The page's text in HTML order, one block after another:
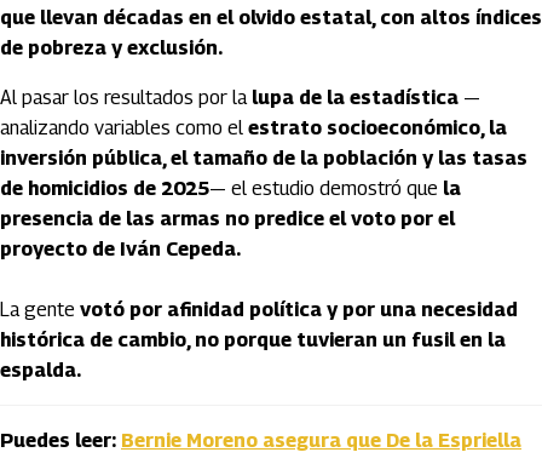
que llevan décadas en el olvido estatal, con altos índices
de pobreza y exclusión.
Al pasar los resultados por la lupa de la estadística —
analizando variables como el estrato socioeconómico, la
inversión pública, el tamaño de la población y las tasas
de homicidios de 2025— el estudio demostró que la
presencia de las armas no predice el voto por el
proyecto de Iván Cepeda.
La gente votó por afinidad política y por una necesidad
histórica de cambio, no porque tuvieran un fusil en la
espalda.
Puedes leer: Bernie Moreno asegura que De la Espriella